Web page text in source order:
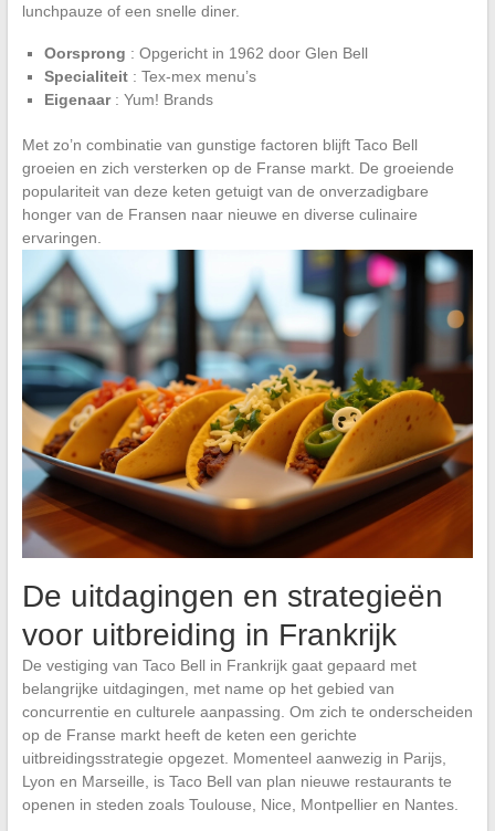
lunchpauze of een snelle diner.
Oorsprong : Opgericht in 1962 door Glen Bell
Specialiteit: Tex-mex menu’s
Eigenaar: Yum! Brands
Met zo’n combinatie van gunstige factoren blijft Taco Bell
groeien en zich versterken op de Franse markt. De groeiende
populariteit van deze keten getuigt van de onverzadigbare
honger van de Fransen naar nieuwe en diverse culinaire
ervaringen.
De uitdagingen en strategieën
voor uitbreiding in Frankrijk
De vestiging van Taco Bell in Frankrijk gaat gepaard met
belangrijke uitdagingen, met name op het gebied van
concurrentie en culturele aanpassing. Om zich te onderscheiden
op de Franse markt heeft de keten een gerichte
uitbreidingsstrategie opgezet. Momenteel aanwezig in Parijs,
Lyon en Marseille, is Taco Bell van plan nieuwe restaurants te
openen in steden zoals Toulouse, Nice, Montpellier en Nantes.